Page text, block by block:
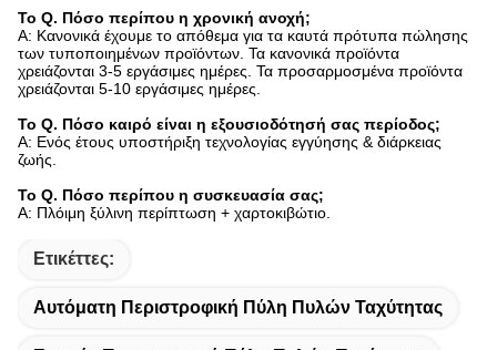
Το Q. Πόσο περίπου η χρονική ανοχή;
Α: Κανονικά έχουμε το απόθεμα για τα καυτά πρότυπα πώλησης
των τυποποιημένων προϊόντων. Τα κανονικά προϊόντα
χρειάζονται 3-5 εργάσιμες ημέρες. Τα προσαρμοσμένα προϊόντα
χρειάζονται 5-10 εργάσιμες ημέρες.
Το Q. Πόσο καιρό είναι η εξουσιοδότησή σας περίοδος;
Α: Ενός έτους υποστήριξη τεχνολογίας εγγύησης & διάρκειας
ζωής.
Το Q. Πόσο περίπου η συσκευασία σας;
Α: Πλόιμη ξύλινη περίπτωση + χαρτοκιβώτιο.
Ετικέττες:
Αυτόματη Περιστροφική Πύλη Πυλών Ταχύτητας